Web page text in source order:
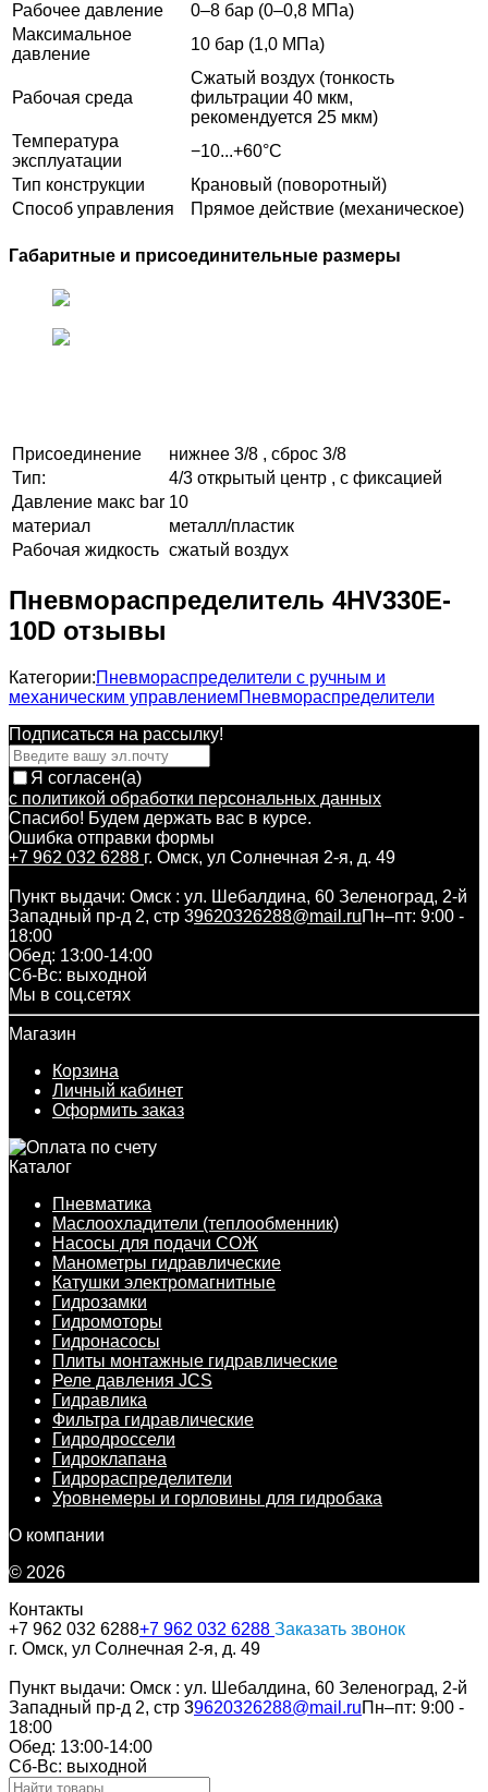
Рабочее давление
0–8 бар (0–0,8 МПа)
Максимальное
давление
10 бар (1,0 МПа)
Рабочая среда
Сжатый воздух (тонкость
фильтрации 40 мкм,
рекомендуется 25 мкм)
Температура
эксплуатации
−10...+60°C
Тип конструкции
Крановый (поворотный)
Способ управления
Прямое действие (механическое)
Габаритные и присоединительные размеры
Присоединение
нижнее 3/8 , сброс 3/8
Тип:
4/3 открытый центр , с фиксацией
Давление макс bar 10
материал
металл/пластик
Рабочая жидкость сжатый воздух
Пневмораспределитель 4HV330E-
10D отзывы
Категории:Пневмораспределители с ручным и
механическим управлениемПневмораспределители
Подписаться на рассылкy!
Я согласен(a)
с политикой обработки персональных данных
Спасибо! Будем держать вас в курсе.
Ошибка отправки формы
+7 962 032 6288 г. Омск, ул Солнечная 2-я, д. 49
Пункт выдачи: Омск : ул. Шебалдина, 60 Зеленоград, 2-й
Западный пр-д 2, стр 39620326288@mail.ruПн–пт: 9:00 -
18:00
Обед: 13:00-14:00
Cб-Вс: выходной
Мы в соц.сетях
Магазин
Корзина
Личный кабинет
Оформить заказ
Каталог
Пневматика
Маслоохладители (теплообменник)
Насосы для подачи СОЖ
Манометры гидравлические
Катушки электромагнитные
Гидрозамки
Гидромоторы
Гидронасосы
Плиты монтажные гидравлические
Реле давления JCS
Гидравлика
Фильтра гидравлические
Гидродроссели
Гидроклапана
Гидрораспределители
Уровнемеры и горловины для гидробака
О компании
© 2026
Контакты
+7 962 032 6288+7 962 032 6288 Заказать звонок
г. Омск, ул Солнечная 2-я, д. 49
Пункт выдачи: Омск : ул. Шебалдина, 60 Зеленоград, 2-й
Западный пр-д 2, стр 39620326288@mail.ruПн–пт: 9:00 -
18:00
Обед: 13:00-14:00
Cб-Вс: выходной